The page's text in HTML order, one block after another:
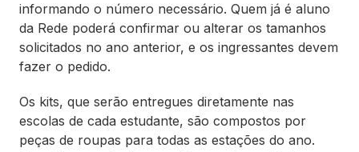
informando o número necessário. Quem já é aluno
da Rede poderá confirmar ou alterar os tamanhos
solicitados no ano anterior, e os ingressantes devem
fazer o pedido.
Os kits, que serão entregues diretamente nas
escolas de cada estudante, são compostos por
peças de roupas para todas as estações do ano.